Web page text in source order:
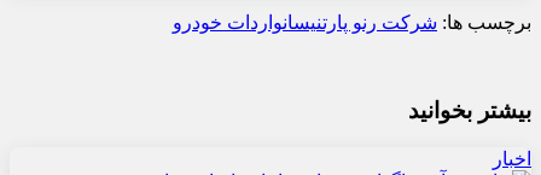
برچسب ها: شرکت رنو پارتنیسانواردات خودرو
بیشتر بخوانید
اخبار